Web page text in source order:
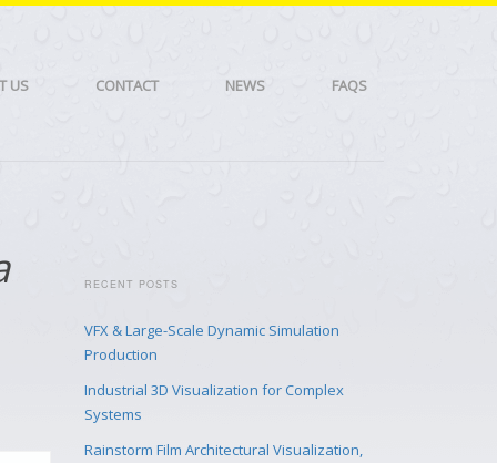
US CONTACT NEWS FAQS
RECENT POSTS
VFX & Large-Scale Dynamic Simulation
Production
Industrial 3D Visualization for Complex
Systems
Rainstorm Film Architectural Visualization,